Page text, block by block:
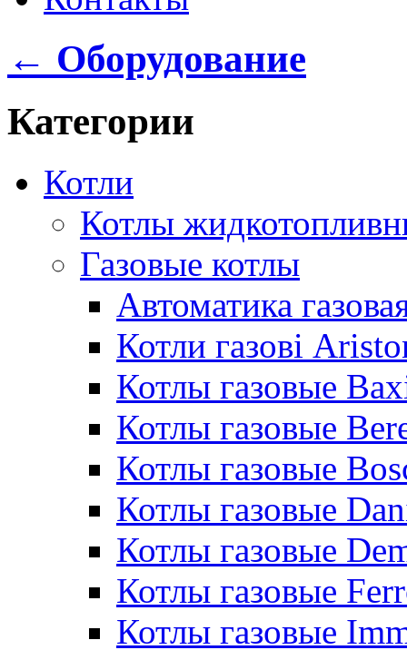
← Оборудование
Категории
Котли
Котлы
Газовые котлы
Автоматика
Котли газові
Котлы газовые
Котлы газовые
Котлы газовые
Котлы газовые
Котлы газовые
Котлы газовые
Котлы газовые